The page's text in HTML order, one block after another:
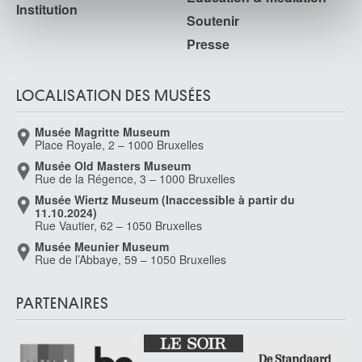
notre site avec nos partenaires de médias sociaux, de
publicité et d'analyse, qui peuvent combiner celles-ci
avec d'autres informations que vous leur avez fournies
services.
Cantré Jozef
Capogrossi Giuseppe
Rome (Italie) 1900 - 1972
Capouillard
Le Mans, Sarthe (France) 1918
Carcan René
Cárdenas Agustín
Matanzas (Cuba) 1927 - La Havane (Cuba) 2001
Cardi-Cigoli Lodovico
Cardon Johannes
Fuipiano / Bergame ou Venise (Italie) ? vers 1480 - ? après 1547
Institution
Soutenir
Presse
LOCALISATION DES MUSÉES
Musée Magritte Museum
Place Royale, 2 – 1000 Bruxelles
Musée Old Masters Museum
Rue de la Régence, 3 – 1000 Bruxelles
Musée Wiertz Museum (Inaccessible à partir du
11.10.2024)
Rue Vautier, 62 – 1050 Bruxelles
Musée Meunier Museum
Rue de l’Abbaye, 59 – 1050 Bruxelles
PARTENAIRES